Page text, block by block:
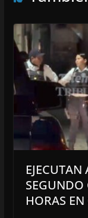
SEGUNDO
HORAS